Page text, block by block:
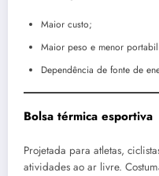
Maior custo;
Maior peso e menor
Dependência de fonte de
Bolsa térmica esportiva
Projetada para atletas,
atividades ao ar livre.